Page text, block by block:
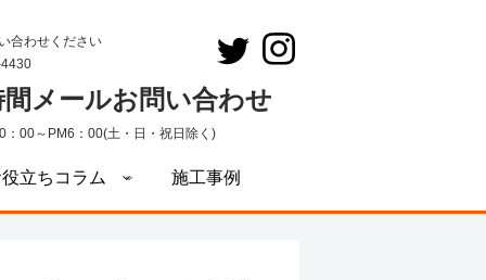
合わせください
間メールお問い合わせ
：00～PM6：00(土・日・祝日除く)
立ちコラム 施工事例